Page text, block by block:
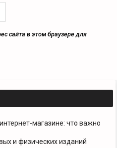
магазине: что важно
и физических изданий
сайта в этом браузере для